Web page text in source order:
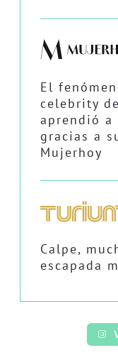
El
celebrity
aprendió a
gracias a
Mujerhoy
Calpe,
escapada